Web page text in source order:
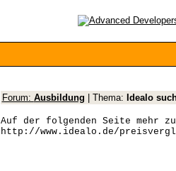
Forum: Ausbildung | Thema: Idealo
Auf der folgenden Seite mehr
http://www.idealo.de/